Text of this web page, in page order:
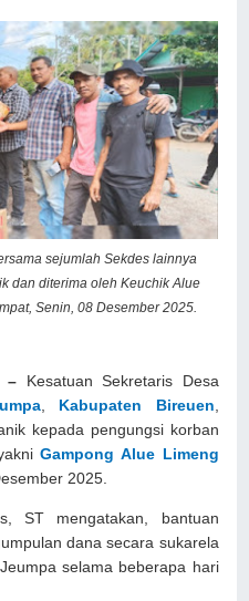
sejumlah Sekdes lainnya
dan diterima oleh Keuchik Alue
Senin, 08 Desember 2025.
Kesatuan Sekretaris Desa
, Kabupaten Bireuen,
kepada pengungsi korban
Gampong Alue Limeng
2025.
ST mengatakan, bantuan
dana secara sukarela
selama beberapa hari